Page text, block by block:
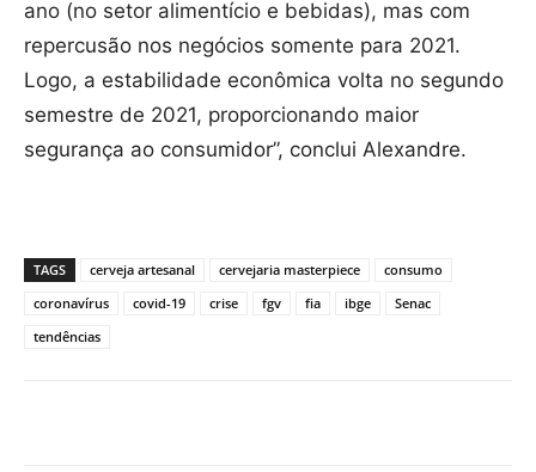
ano (no setor alimentício e bebidas), mas com
repercusão nos negócios somente para 2021.
Logo, a estabilidade econômica volta no segundo
semestre de 2021, proporcionando maior
segurança ao consumidor”, conclui Alexandre.
TAGS cerveja artesanal cervejaria masterpiece
consumo
coronavírus
covid-19 crise fgv fia ibge
Senac
tendências